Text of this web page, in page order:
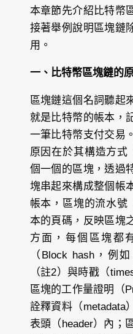
本章節先介紹比特幣
接著舉例說明區塊鏈
用。
一、比特幣區塊鏈的
區塊鏈這個名詞聽起
就是比特幣的帳本，
一筆比特幣支付交易
原因在於其構造方式
個一個的區塊，透過
塊串起來構成整個帳
帳本，區塊的流水號
本的頁碼，反映區塊
方面，每個區塊都
（Block hash，例如
（註2）與時戳（
區塊的工作量證明（
詮釋資料（metadata
表頭（header）內；